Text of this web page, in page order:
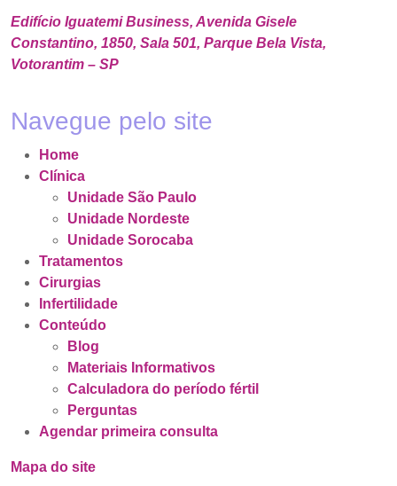
Edifício Iguatemi Business, Avenida Gisele
Constantino, 1850, Sala 501, Parque Bela Vista,
Votorantim – SP
Navegue pelo site
Home
Clínica
Unidade São Paulo
Unidade Nordeste
Unidade Sorocaba
Tratamentos
Cirurgias
Infertilidade
Conteúdo
Blog
Materiais Informativos
Calculadora do período fértil
Perguntas
Agendar primeira consulta
Mapa do site